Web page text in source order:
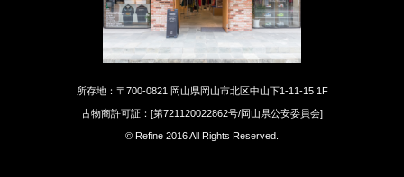
所存地：〒700-0821 岡山県岡山市北区中山下1-11-15 1F
古物商許可証：[第721120022862号/岡山県公安委員会]
© Refine 2016 All Rights Reserved.